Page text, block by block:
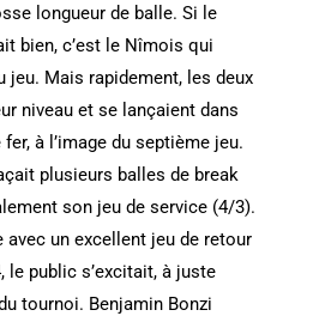
longueur de balle. Si le
bien, c’est le Nîmois qui
jeu. Mais rapidement, les deux
niveau et se lançaient dans
à l’image du septième jeu.
plusieurs balles de break
son jeu de service (4/3).
avec un excellent jeu de retour
le public s’excitait, à juste
tournoi. Benjamin Bonzi